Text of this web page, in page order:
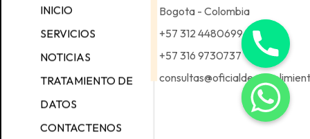
INICIO
SERVICIOS
NOTICIAS
TRATAMIENTO DE
DATOS
CONTACTENOS
Bogota - Colombia
+57 312 4480699
+57 316 9730737